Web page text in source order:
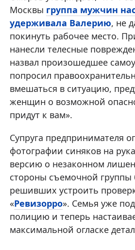
Москвы группа мужчин
удерживала Валерию, не
покинуть рабочее место.
нанесли телесные
назвал произошедшее
попросил
вмешаться в ситуацию,
женщин о возможной
придут к вам».
Супруга предпринимателя
фотографии синяков на
версию о незаконном
стороны съемочной группы
решивших устроить
«Ревизорро». Семья уже
полицию и теперь
максимальной огласке